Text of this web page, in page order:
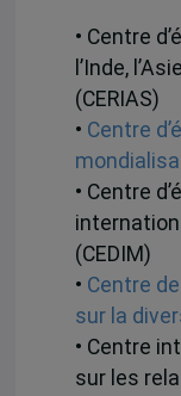
• Centre
l’Inde,
(CERIAS)
• Centre
• Centre
(CEDIM)
• Centre
sur la
• Centre
sur les